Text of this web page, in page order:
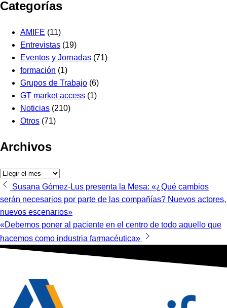
Categorías
AMIFE (11)
Entrevistas (19)
Eventos y Jornadas (71)
formación (1)
Grupos de Trabajo (6)
GT market access (1)
Noticias (210)
Otros (71)
Archivos
Archivos
Navegación
de
entradas
Susana Gómez-Lus presenta la Mesa: «¿Qué cambios
serán necesarios por parte de las compañías? Nuevos actores,
nuevos escenarios»
«Debemos poner al paciente en el centro de todo aquello que
hacemos como industria farmacéutica»